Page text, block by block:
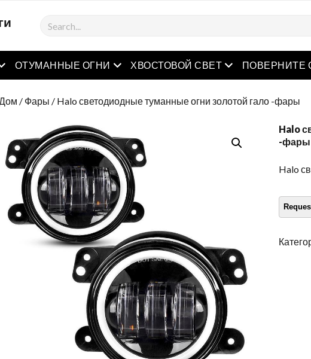
Поиск
меню
ОТУМАННЫЕ ОГНИ Открытое меню
ХВОСТОВОЙ СВЕТ Открытое меню
ПОВЕРНИТЕ
/ Фары / Halo светодиодные туманные огни золотой гало -фары
Halo
-фары
Halo